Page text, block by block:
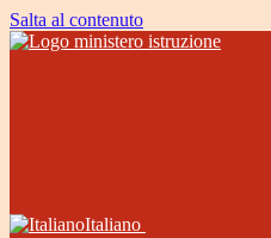
Salta al contenuto
Italiano